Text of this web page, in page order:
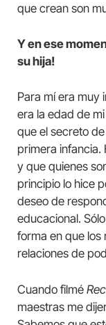
que crean son
Y en ese
su hija!
Para mí era
era la edad de
que el secreto
primera infancia.
y que quienes
principio lo hice
deseo de
educacional.
forma en que los
relaciones de
Cuando filmé
maestras me